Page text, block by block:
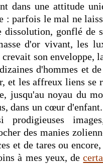
dans une attitude
: parfois le mal ne
dissolution, gonflé de
d'or vivant, les
crevait son enveloppe,
d'hommes et
et les affreux liens se
jusqu'au noyau du
dans un cœur
prodigieuses
des manies
et de tares ou
à mes yeux, de